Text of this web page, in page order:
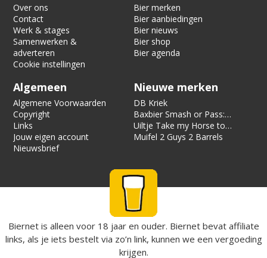
Over ons
Contact
Werk & stages
Samenwerken &
adverteren
Cookie instellingen
Bier merken
Bier aanbiedingen
Bier nieuws
Bier shop
Bier agenda
Algemeen
Algemene Voorwaarden
Copyright
Links
Jouw eigen account
Nieuwsbrief
Nieuwe merken
DB Kriek
Baxbier Smash or Pass:
Strata
Uiltje Take my Horse to
the Hotel Room
Muifel 2 Guys 2 Barrels
Biernet is alleen voor 18 jaar en ouder. Biernet bevat affiliate
links, als je iets bestelt via zo’n link, kunnen we een vergoeding
krijgen.